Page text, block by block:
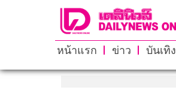
หน้าแรก ข่าว บันเทิง